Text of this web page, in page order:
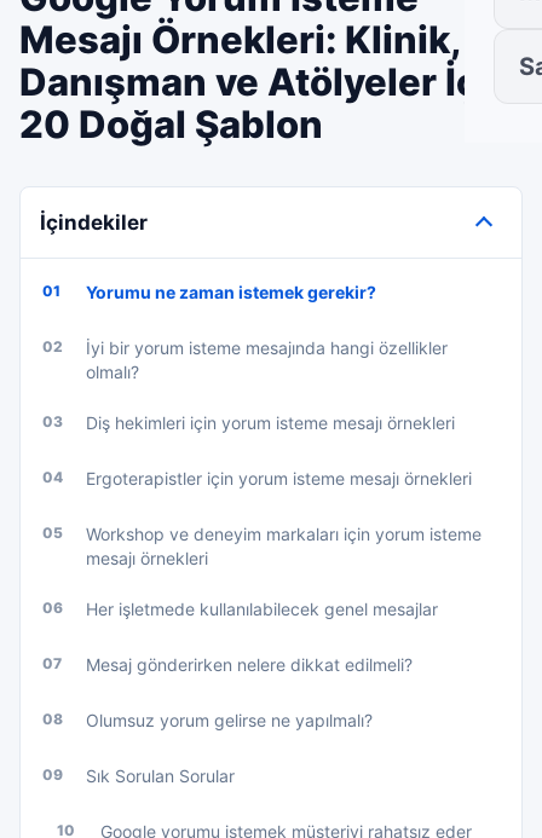
Mesajı Örnekleri: Klinik,
Danışman ve Atölyeler İçin
20 Doğal Şablon
İçindekiler
01 Yorumu ne zaman istemek gerekir?
02
İyi bir yorum isteme mesajında hangi özellikler
olmalı?
03 Diş hekimleri için yorum isteme mesajı örnekleri
04 Ergoterapistler için yorum isteme mesajı örnekleri
05
Workshop ve deneyim markaları için yorum isteme
mesajı örnekleri
06 Her işletmede kullanılabilecek genel mesajlar
07 Mesaj gönderirken nelere dikkat edilmeli?
08 Olumsuz yorum gelirse ne yapılmalı?
09 Sık Sorulan Sorular
10
Google yorumu istemek müşteriyi rahatsız eder